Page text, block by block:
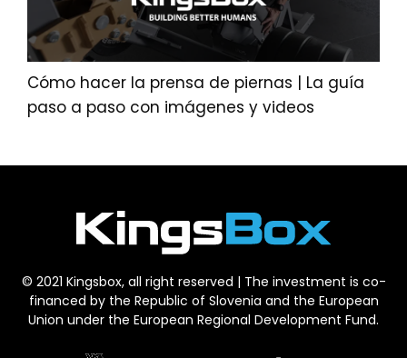
Cómo hacer la prensa de piernas | La guía
paso a paso con imágenes y videos
© 2021 Kingsbox, all right reserved | The investment is co-
financed by the Republic of Slovenia and the European
Union under the European Regional Development Fund.